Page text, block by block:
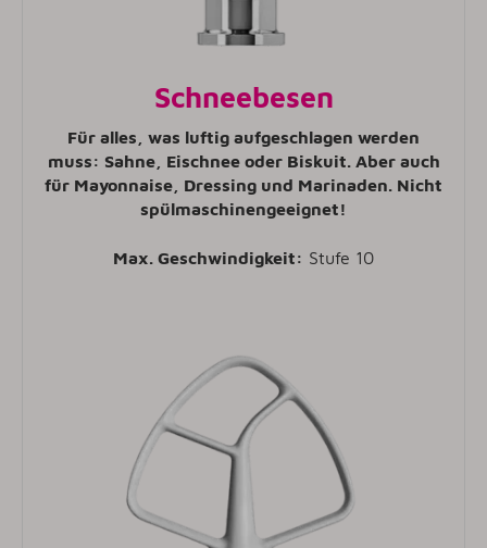
Schneebesen
Für alles, was luftig aufgeschlagen werden
muss: Sahne, Eischnee oder Biskuit. Aber auch
für Mayonnaise, Dressing und Marinaden. Nicht
spülmaschinengeeignet!
Max. Geschwindigkeit: Stufe 10